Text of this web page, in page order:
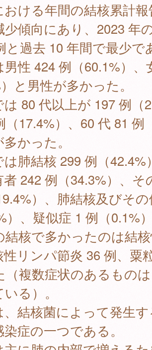
ける年間の結核累計報
傾向にあり、2023 年
と過去 10 年間で最少で
性 424 例（60.1%）、
）と男性が多かった。
80 代以上が 197 例（
（17.4%）、60 代 81 例
かった。
肺結核 299 例（42.4%
者 242 例（34.3%）、そ
）、肺結核及びそ
）、疑似症 1 例（0.1%
結核で多かったのは結
リンパ節炎 36 例、粟
（複数症状のあるもの
る）。
結核菌によって発生
症の一つである。